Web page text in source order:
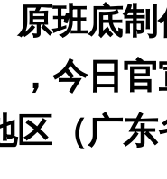
原班底
，今日
区（广